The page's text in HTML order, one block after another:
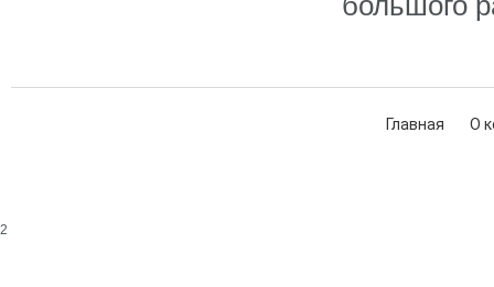
Главная О
2